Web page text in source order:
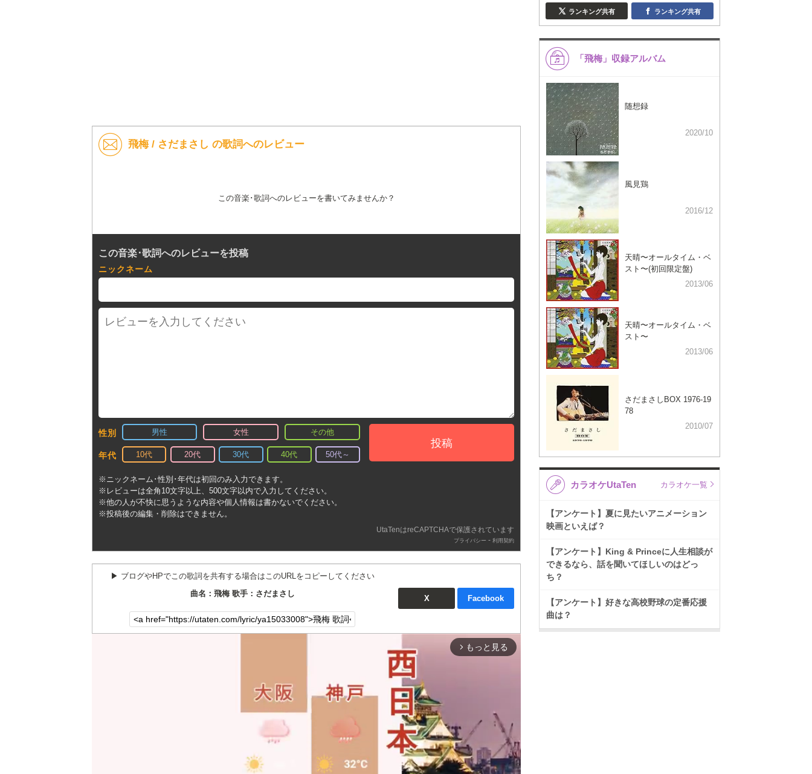
飛梅 / さだまさし の歌詞へのレビュー
この音楽･歌詞へのレビューを書いてみませんか？
この音楽･歌詞へのレビューを投稿
ニックネーム
性別 男性 女性 その他
年代 10代 20代 30代 40代 50代～
投稿
※ニックネーム･性別･年代は初回のみ入力できます。
※レビューは全角10文字以上、500文字以内で入力してください。
※他の人が不快に思うような内容や個人情報は書かないでください。
※投稿後の編集・削除はできません。
UtaTenはreCAPTCHAで保護されています
プライバシー - 利用契約
▶︎ ブログやHPでこの歌詞を共有する場合はこのURLをコピーしてください
曲名：飛梅 歌手：さだまさし
X Facebook
arrow_forward_ios もっと見る
ランキング共有 ランキング共有
「飛梅」収録アルバム
随想録
2020/10
風見鶏
2016/12
天晴〜オールタイム・ベ
スト〜(初回限定盤)
2013/06
天晴〜オールタイム・ベ
スト〜
2013/06
さだまさしBOX 1976-19
78
2010/07
カラオケUtaTen カラオケ一覧
【アンケート】夏に見たいアニメーション
映画といえば？
【アンケート】King & Princeに人生相談が
できるなら、話を聞いてほしいのはどっ
ち？
【アンケート】好きな高校野球の定番応援
曲は？